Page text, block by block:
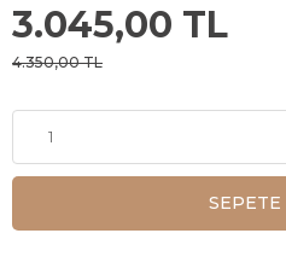
3.045,00 TL
4.350,00 TL
SEPETE